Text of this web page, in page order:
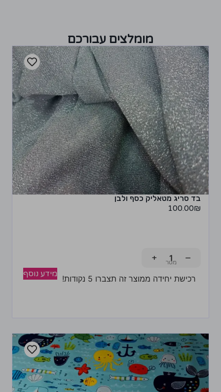
מומלצים עבורכם
בד סריג מטאליק כסף ולבן
100.00₪
−
+
רכישת יחידה ממוצר זה תצברו 5 נקודות! מידע נוסף